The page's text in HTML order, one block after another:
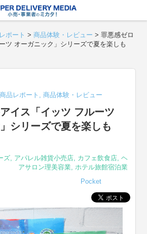
ポート >商品体験・レビュー >罪悪感ゼロ
ツ オーガニック」シリーズで夏を楽しも
品レポート ,商品体験・レビュー
イス「イッツ フルーツ
シリーズで夏を楽しも
ズ, アパレル雑貨小売店, カフェ飲食店, ヘ
アサロン理美容業, ホテル旅館宿泊業
Pocket